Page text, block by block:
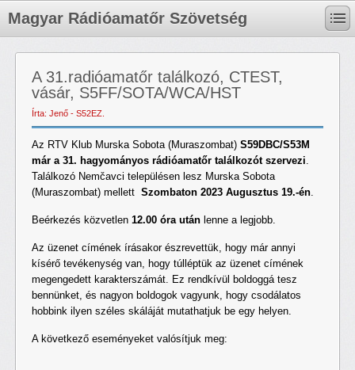
Magyar Rádióamatőr Szövetség
A 31.radióamatőr találkozó, CTEST,
vásár, S5FF/SOTA/WCA/HST
Írta: Jenő - S52EZ.
Az RTV Klub Murska Sobota (Muraszombat) S59DBC/S53M
már a 31. hagyományos rádióamatőr találkozót szervezi.
Találkozó Nemčavci településen lesz Murska Sobota
(Muraszombat) mellett Szombaton 2023 Augusztus 19.-én.
Beérkezés közvetlen 12.00 óra után lenne a legjobb.
Az üzenet címének írásakor észrevettük, hogy már annyi
kísérő tevékenység van, hogy túlléptük az üzenet címének
megengedett karakterszámát. Ez rendkívül boldoggá tesz
bennünket, és nagyon boldogok vagyunk, hogy csodálatos
hobbink ilyen széles skáláját mutathatjuk be egy helyen.
A következő eseményeket valósítjuk meg: